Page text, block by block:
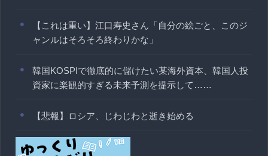
【これは重い】江口寿史さん「自分の絵ごと、このジ
ャンルはそろそろ終わりかな」
韓国KOSPIで徹底的に儲けたい某海外資本、韓国人投
資家に楽観的すぎる未来予測を提示して……
【悲報】ロシア、じわじわと逝き始める